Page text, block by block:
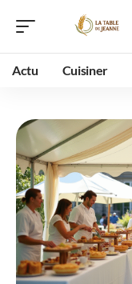
Actu Cuisiner